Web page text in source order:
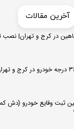
شاهین در کرج و تهران|
مرکز نصب تخصصی دوربین ۳۶۰ درجه خودرو
ثبت وقایع خودرو (دش
​​آخرین مقالات